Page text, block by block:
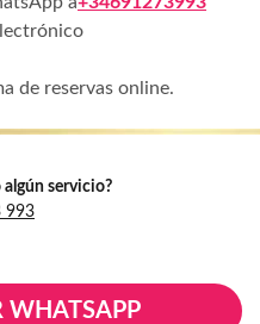
de reservas online.
servicio?
993
WHATSAPP